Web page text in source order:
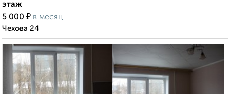
этаж
5 000 ₽ в месяц
Чехова 24